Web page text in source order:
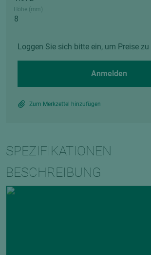
Höhe (mm)
Loggen Sie sich bitte ein, um Preise zu
Anmelden
Zum Merkzettel hinzufügen
SPEZIFIKATIONEN
BESCHREIBUNG